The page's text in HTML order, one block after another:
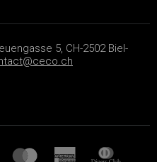
5, CH-2502 Biel-